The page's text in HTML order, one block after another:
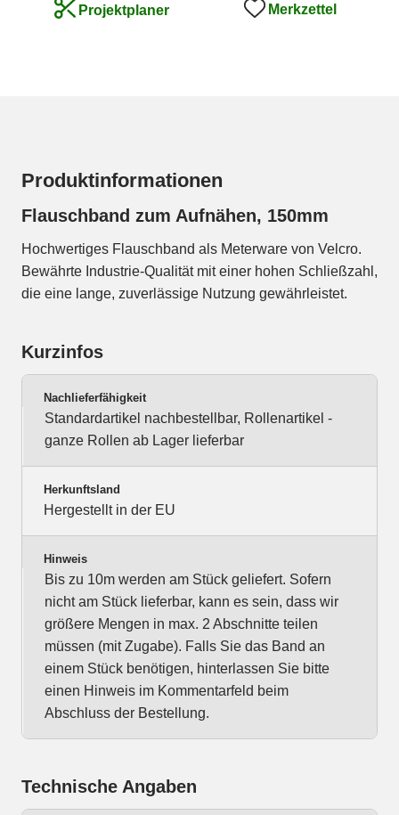
Projektplaner Merkzettel
Produktinformationen
Flauschband zum Aufnähen, 150mm
Hochwertiges Flauschband als Meterware von Velcro.
Bewährte Industrie-Qualität mit einer hohen Schließzahl,
die eine lange, zuverlässige Nutzung gewährleistet.
Kurzinfos
Nachlieferfähigkeit
Standardartikel nachbestellbar, Rollenartikel -
ganze Rollen ab Lager lieferbar
Herkunftsland
Hergestellt in der EU
Hinweis
Bis zu 10m werden am Stück geliefert. Sofern
nicht am Stück lieferbar, kann es sein, dass wir
größere Mengen in max. 2 Abschnitte teilen
müssen (mit Zugabe). Falls Sie das Band an
einem Stück benötigen, hinterlassen Sie bitte
einen Hinweis im Kommentarfeld beim
Abschluss der Bestellung.
Technische Angaben